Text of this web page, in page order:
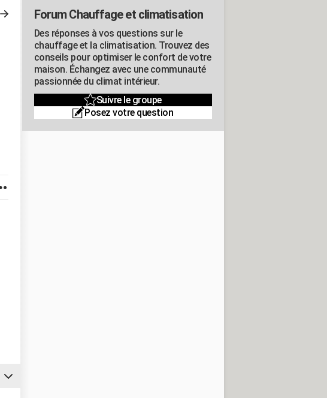
Forum Chauffage et climatisation
Des réponses à vos questions sur le
chauffage et la climatisation. Trouvez des
conseils pour optimiser le confort de votre
maison. Échangez avec une communauté
passionnée du climat intérieur.
Suivre le groupe
Posez votre question